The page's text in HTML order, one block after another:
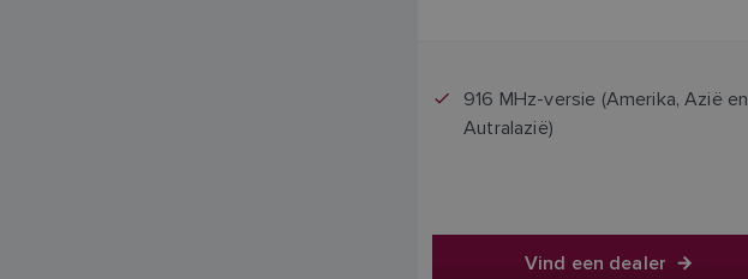
916 MHz-versie (Amerika, Azië en
Autralazië)
Vind een dealer